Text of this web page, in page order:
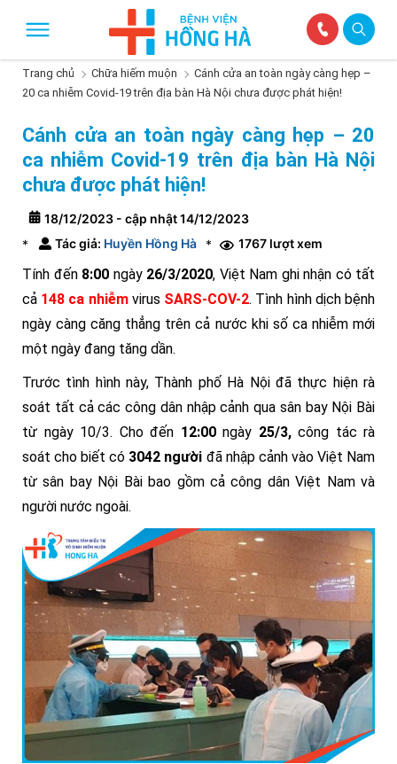
Trang chủ Chữa hiếm muộn
Cánh cửa an toàn ngày càng hẹp –
20 ca nhiễm Covid-19 trên địa bàn Hà Nội chưa được phát hiện!
Cánh cửa an toàn ngày càng hẹp – 20
ca nhiễm Covid-19 trên địa bàn Hà Nội
chưa được phát hiện!
18/12/2023 - cập nhật 14/12/2023
*
Tác giả: Huyền Hồng Hà * 1767 lượt xem
Tính đến 8:00 ngày 26/3/2020, Việt Nam ghi nhận có tất
cả 148 ca nhiễmvirus SARS-COV-2. Tình hình dịch bệnh
ngày càng căng thẳng trên cả nước khi số ca nhiễm mới
một ngày đang tăng dần.
Trước tình hình này, Thành phố Hà Nội đã thực hiện rà
soát tất cả các công dân nhập cảnh qua sân bay Nội Bài
từ ngày 10/3. Cho đến 12:00ngày 25/3,công tác rà
soát cho biết có 3042 người đã nhập cảnh vào Việt Nam
từ sân bay Nội Bài bao gồm cả công dân Việt Nam và
người nước ngoài.